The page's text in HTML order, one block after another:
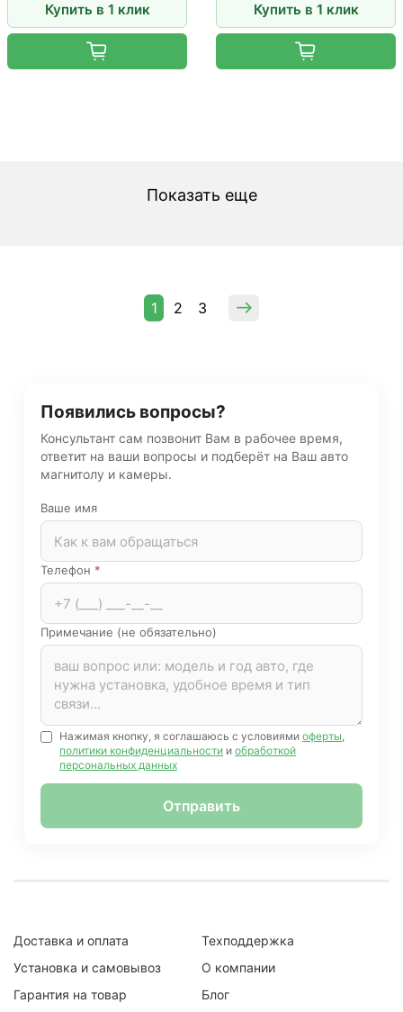
Купить в 1 клик Купить в 1 клик
Показать еще
1 2 3
Появились вопросы?
Консультант сам позвонит Вам в рабочее время,
ответит на ваши вопросы и подберёт на Ваш авто
магнитолу и камеры.
Ваше имя
Телефон *
Примечание (не обязательно)
Нажимая кнопку, я соглашаюсь с условиями оферты,
политики конфиденциальности и обработкой
персональных данных
Отправить
Доставка и оплата
Установка и самовывоз
Гарантия на товар
Техподдержка
О компании
Блог